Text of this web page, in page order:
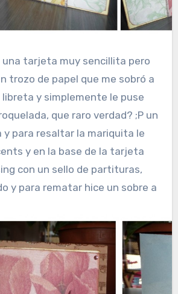
una tarjeta muy sencillita pero
trozo de papel que me sobró a
y simplemente le puse
que raro verdad? ;P un
y para resaltar la mariquita le
y en la base de la tarjeta
con un sello de partituras,
y para rematar hice un sobre a